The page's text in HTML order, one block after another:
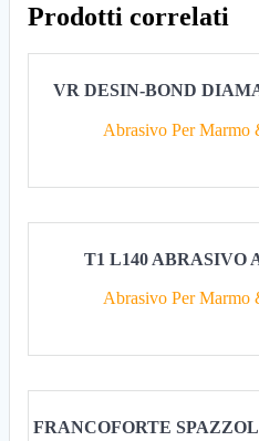
Prodotti correlati
VR DESIN-BOND
Abrasivo Per
T1 L140 ABRASIVO
Abrasivo Per
FRANCOFORTE